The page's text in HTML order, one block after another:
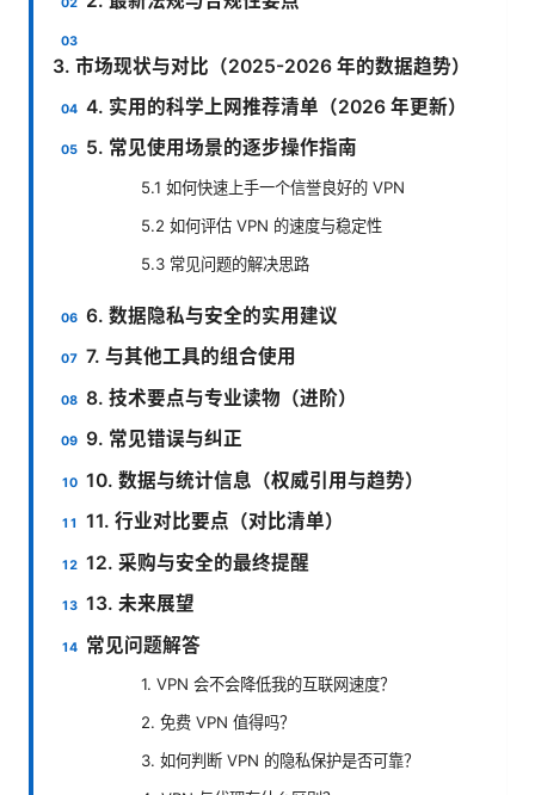
3. 市场现状与对比（2025-2026 年的数据趋势）
4. 实用的科学上网推荐清单（2026 年更新）
5. 常见使用场景的逐步操作指南
5.1 如何快速上手一个信誉良好的 VPN
5.2 如何评估 VPN 的速度与稳定性
5.3 常见问题的解决思路
6. 数据隐私与安全的实用建议
7. 与其他工具的组合使用
8. 技术要点与专业读物（进阶）
9. 常见错误与纠正
10. 数据与统计信息（权威引用与趋势）
11. 行业对比要点（对比清单）
12. 采购与安全的最终提醒
13. 未来展望
常见问题解答
1. VPN 会不会降低我的互联网速度？
2. 免费 VPN 值得吗？
3. 如何判断 VPN 的隐私保护是否可靠？